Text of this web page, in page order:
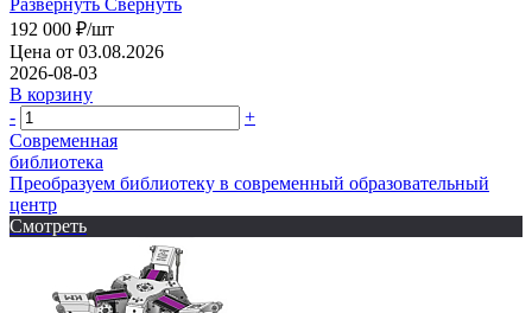
192 000 ₽/шт
Цена от 03.08.2026
2026-08-03
В корзину
-
+
Современная
библиотека
Преобразуем библиотеку в современный образовательный
центр
Смотреть